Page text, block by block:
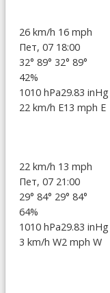
26 km/h 16 mph
Пет, 07 18:00
32° 89° 32° 89°
42%
1010 hPa29.83 inHg
22 km/h E13 mph E
22 km/h 13 mph
Пет, 07 21:00
29° 84° 29° 84°
64%
1010 hPa29.83 inHg
3 km/h W2 mph W